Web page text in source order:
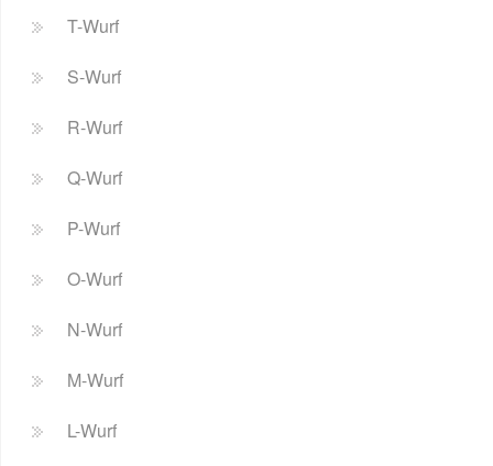
T-Wurf
S-Wurf
R-Wurf
Q-Wurf
P-Wurf
O-Wurf
N-Wurf
M-Wurf
L-Wurf